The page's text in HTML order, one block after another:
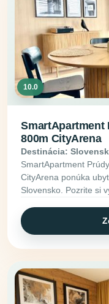
10.0
SmartApartment
800m CityArena
Destinácia:
SmartApartment
CityArena ponúka
Slovensko. Pozrite si